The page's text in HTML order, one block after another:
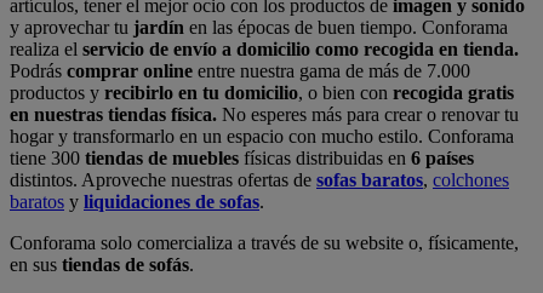
artículos, tener el mejor ocio con los productos de imagen y sonido
y aprovechar tu jardín en las épocas de buen tiempo. Conforama
realiza el servicio de envío a domicilio como recogida en tienda.
Podrás comprar online entre nuestra gama de más de 7.000
productos y recibirlo en tu domicilio, o bien con recogida gratis
en nuestras tiendas física. No esperes más para crear o renovar tu
hogar y transformarlo en un espacio con mucho estilo. Conforama
tiene 300 tiendas de muebles físicas distribuidas en 6 países
distintos. Aproveche nuestras ofertas de sofas baratos, colchones
baratos y liquidaciones de sofas.
Conforama solo comercializa a través de su website o, físicamente,
en sus tiendas de sofás.